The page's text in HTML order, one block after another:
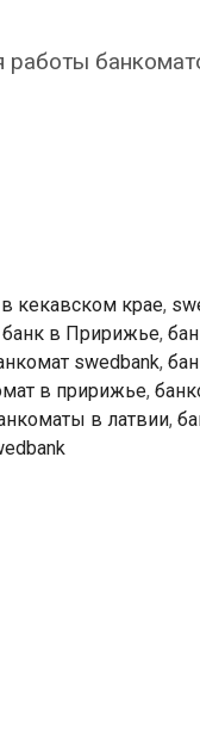
кекавском крае,
банк в Пририжье,
swedbank,
в пририжье,
в латвии,